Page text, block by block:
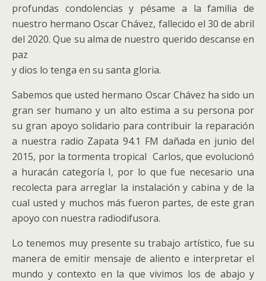
profundas condolencias y pésame a la familia de
nuestro hermano Oscar Chávez, fallecido el 30 de abril
del 2020. Que su alma de nuestro querido descanse en
paz
y dios lo tenga en su santa gloria.
Sabemos que usted hermano Oscar Chávez ha sido un
gran ser humano y un alto estima a su persona por
su gran apoyo solidario para contribuir la reparación
a nuestra radio Zapata 94.1 FM dañada en junio del
2015, por la tormenta tropical Carlos, que evolucionó
a huracán categoría I, por lo que fue necesario una
recolecta para arreglar la instalación y cabina y de la
cual usted y muchos más fueron partes, de este gran
apoyo con nuestra radiodifusora.
Lo tenemos muy presente su trabajo artístico, fue su
manera de emitir mensaje de aliento e interpretar el
mundo y contexto en la que vivimos los de abajo y